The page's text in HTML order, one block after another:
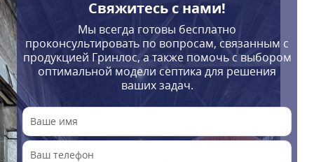
Свяжитесь с нами!
Мы всегда готовы бесплатно
проконсультировать по вопросам, связанным с
продукцией Гринлос, а также помочь с выбором
оптимальной модели септика для решения
ваших задач.